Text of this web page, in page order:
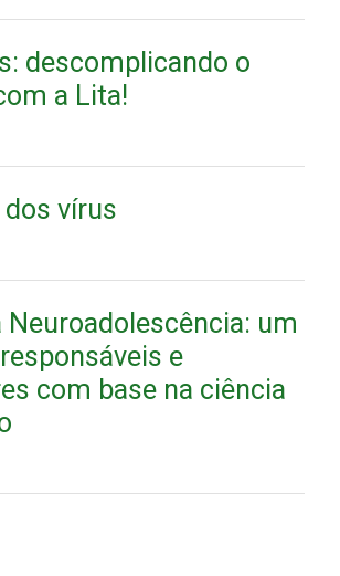
descomplicando o
a Lita!
vírus
Neuroadolescência: um
e
com base na ciência